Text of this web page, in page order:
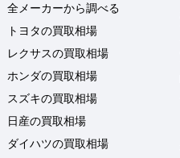
全メーカーから調べる
トヨタの買取相場
レクサスの買取相場
ホンダの買取相場
スズキの買取相場
日産の買取相場
ダイハツの買取相場